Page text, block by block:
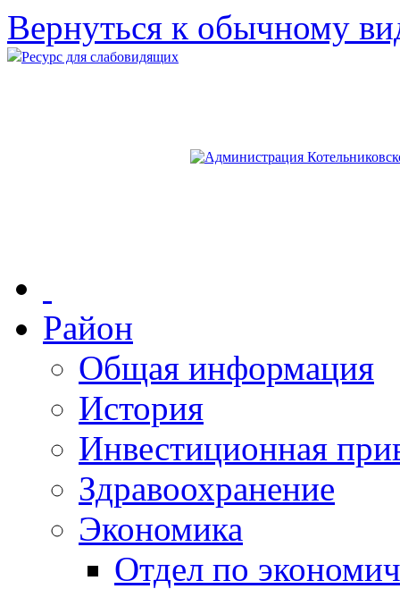
Вернуться к обычному
Ресурс для слабовидящих
Район
Общая информация
История
Инвестиционная
Здравоохранение
Экономика
Отдел по